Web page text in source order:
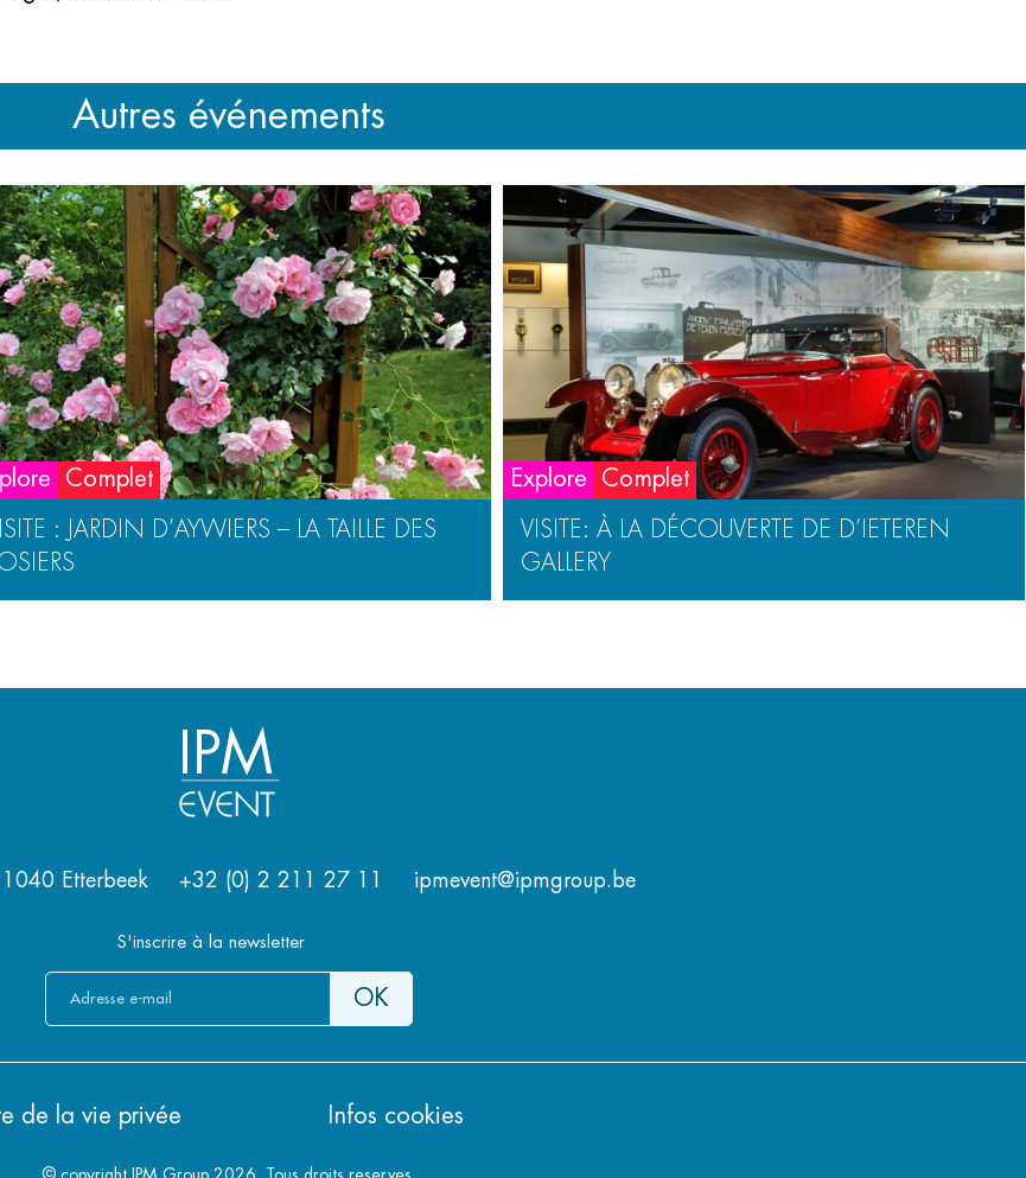
Autres événements
Complet
: JARDIN D’AYWIERS – LA TAILLE DES
Explore Complet
VISITE: À LA DÉCOUVERTE DE D’IETEREN
GALLERY
IPM
Etterbeek +32 (0) 2 211 27 11 ipmevent@ipmgroup.be
S'inscrire à la newsletter
de la vie privée Infos cookies